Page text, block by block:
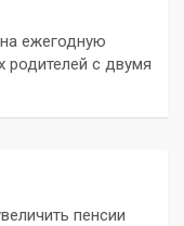
ежегодную
с двумя
пенсии